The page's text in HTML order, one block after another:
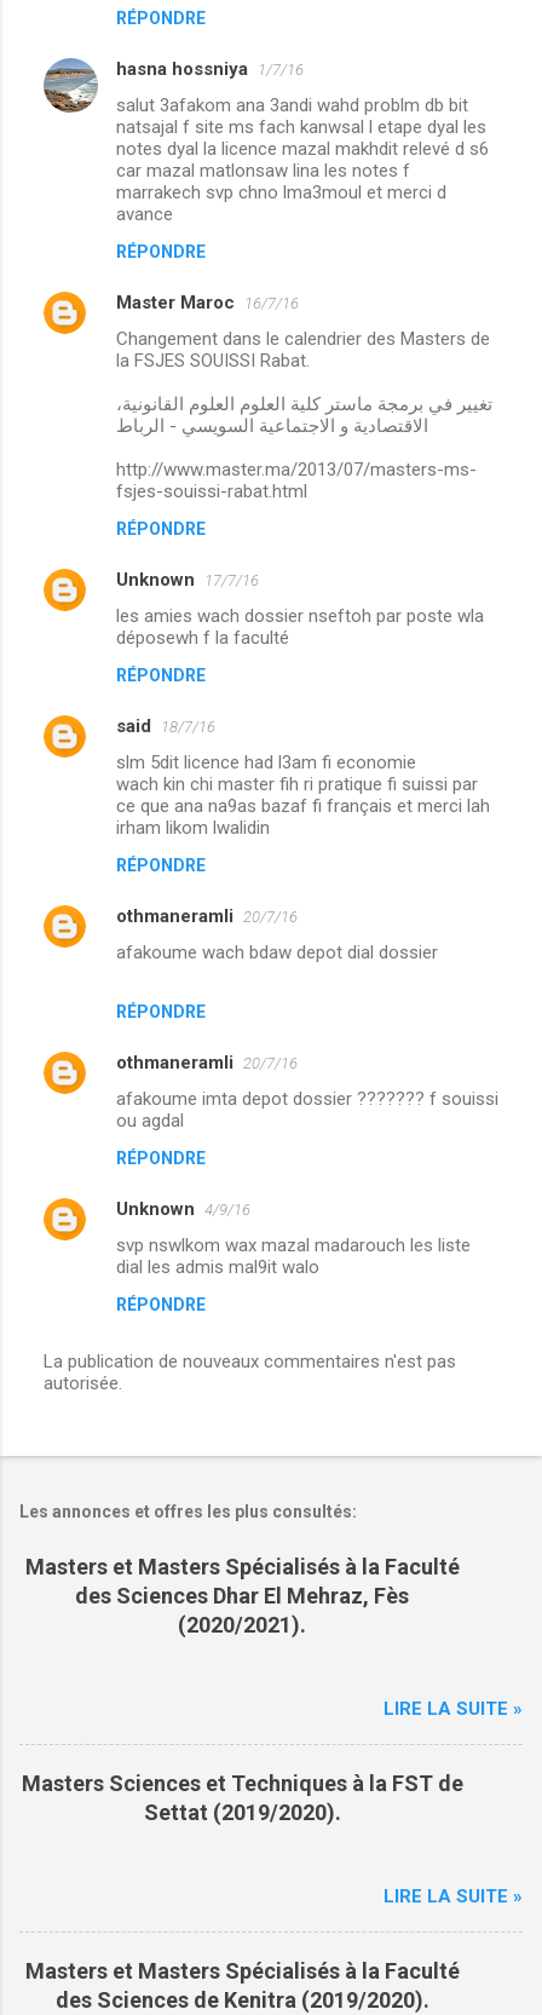
RÉPONDRE
hasna hossniya 1/7/16
salut 3afakom ana 3andi wahd problm db bit
natsajal f site ms fach kanwsal l etape dyal les
notes dyal la licence mazal makhdit relevé d s6
car mazal matlonsaw lina les notes f
marrakech svp chno lma3moul et merci d
avance
RÉPONDRE
Master Maroc 16/7/16
Changement dans le calendrier des Masters de
la FSJES SOUISSI Rabat.
تغيير في برمجة ماستر كلية العلوم العلوم القانونية،
الاقتصادية و الاجتماعية السويسي - الرباط
http://www.master.ma/2013/07/masters-ms-
fsjes-souissi-rabat.html
RÉPONDRE
Unknown 17/7/16
les amies wach dossier nseftoh par poste wla
déposewh f la faculté
RÉPONDRE
said 18/7/16
slm 5dit licence had l3am fi economie
wach kin chi master fih ri pratique fi suissi par
ce que ana na9as bazaf fi français et merci lah
irham likom lwalidin
RÉPONDRE
othmaneramli 20/7/16
afakoume wach bdaw depot dial dossier
RÉPONDRE
othmaneramli 20/7/16
afakoume imta depot dossier ??????? f souissi
ou agdal
RÉPONDRE
Unknown 4/9/16
svp nswlkom wax mazal madarouch les liste
dial les admis mal9it walo
RÉPONDRE
La publication de nouveaux commentaires n'est pas
autorisée.
Les annonces et offres les plus consultés:
Masters et Masters Spécialisés à la Faculté
des Sciences Dhar El Mehraz, Fès
(2020/2021).
LIRE LA SUITE »
Masters Sciences et Techniques à la FST de
Settat (2019/2020).
LIRE LA SUITE »
Masters et Masters Spécialisés à la Faculté
des Sciences de Kenitra (2019/2020).